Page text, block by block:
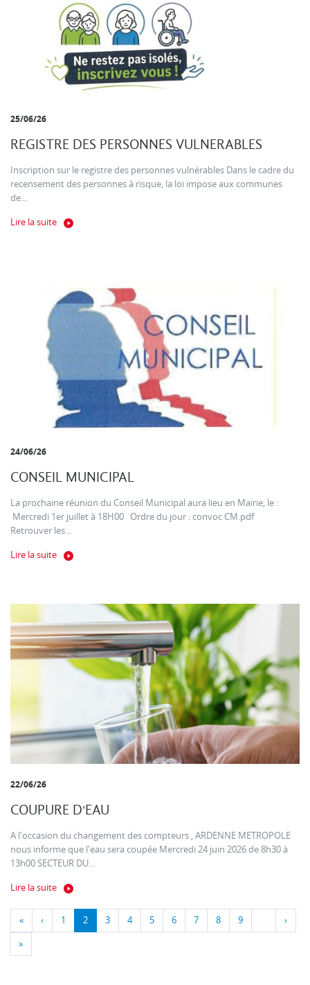
25/06/26
REGISTRE DES PERSONNES VULNERABLES
Inscription sur le registre des personnes vulnérables Dans le cadre du
recensement des personnes à risque, la loi impose aux communes
de...
Lire la suite
24/06/26
CONSEIL MUNICIPAL
La prochaine réunion du Conseil Municipal aura lieu en Mairie, le :
Mercredi 1er juillet à 18H00 Ordre du jour : convoc CM.pdf
Retrouver les...
Lire la suite
22/06/26
COUPURE D'EAU
A l'occasion du changement des compteurs , ARDENNE METROPOLE
nous informe que l'eau sera coupée Mercredi 24 juin 2026 de 8h30 à
13h00 SECTEUR DU...
Lire la suite
« ‹ 1 2 3 4 5 6 7 8 9 … ›
»